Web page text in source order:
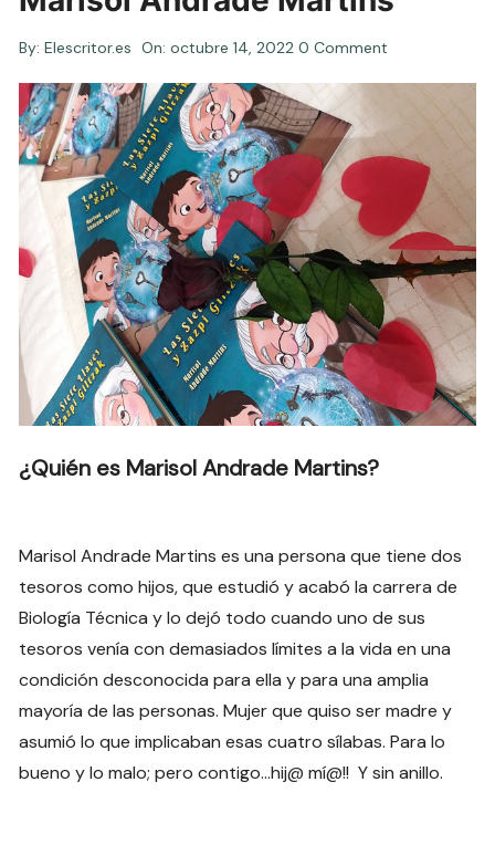
By: Elescritor.es On:octubre 14, 2022 0 Comment
¿Quién es Marisol Andrade Martins?
Marisol Andrade Martins es una persona que tiene dos
tesoros como hijos, que estudió y acabó la carrera de
Biología Técnica y lo dejó todo cuando uno de sus
tesoros venía con demasiados límites a la vida en una
condición desconocida para ella y para una amplia
mayoría de las personas. Mujer que quiso ser madre y
asumió lo que implicaban esas cuatro sílabas. Para lo
bueno y lo malo; pero contigo…hij@ mí@!! Y sin anillo.